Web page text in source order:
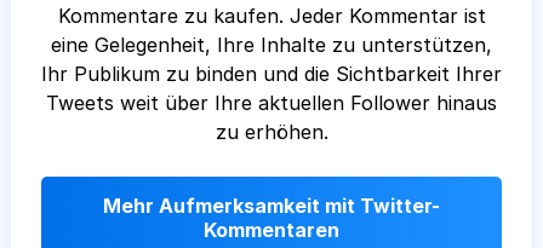
Kommentare zu kaufen. Jeder Kommentar ist
eine Gelegenheit, Ihre Inhalte zu unterstützen,
Ihr Publikum zu binden und die Sichtbarkeit Ihrer
Tweets weit über Ihre aktuellen Follower hinaus
zu erhöhen.
Mehr Aufmerksamkeit mit Twitter-
Kommentaren